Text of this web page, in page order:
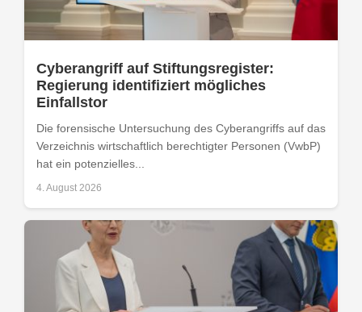
Cyberangriff auf Stiftungsregister:
Regierung identifiziert mögliches
Einfallstor
Die forensische Untersuchung des Cyberangriffs auf das
Verzeichnis wirtschaftlich berechtigter Personen (VwbP)
hat ein potenzielles...
4. August 2026